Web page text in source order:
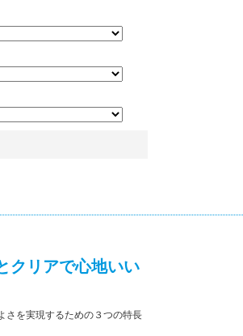
クリアで心地いい
さを実現するための３つの特長